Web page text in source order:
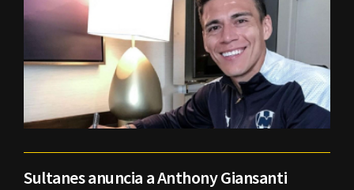
Sultanes anuncia a Anthony Giansanti